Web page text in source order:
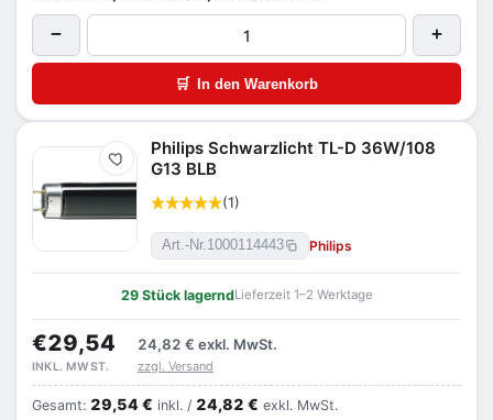
− +
🛒 In den Warenkorb
Merken
Philips Schwarzlicht TL-D 36W/108
G13 BLB
(1)
Art.-Nr.1000114443 Philips
29 Stück lagerndLieferzeit 1–2 Werktage
€29,54 24,82 € exkl. MwSt.
INKL. MWST. zzgl. Versand
Gesamt: 29,54 € inkl. / 24,82 € exkl. MwSt.